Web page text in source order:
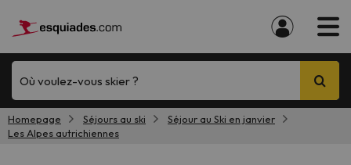
Où voulez-vous skier ?
Homepage Séjours au ski
Séjour au Ski en janvier
Les Alpes autrichiennes